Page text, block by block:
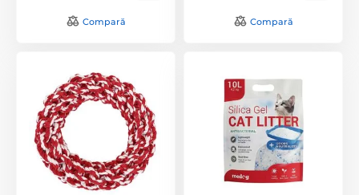
Compară Compară